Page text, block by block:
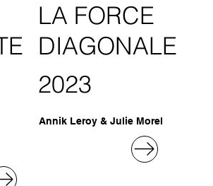
LA FORCE
DIAGONALE
2023
Annik Leroy & Julie Morel